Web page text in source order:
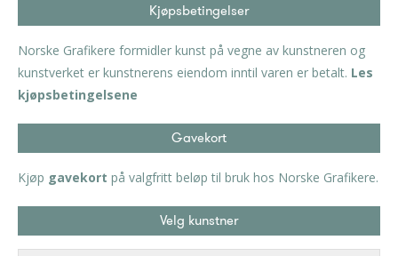
Kjøpsbetingelser
Norske Grafikere formidler kunst på vegne av kunstneren og
kunstverket er kunstnerens eiendom inntil varen er betalt. Les
kjøpsbetingelsene
Gavekort
Kjøp gavekort på valgfritt beløp til bruk hos Norske Grafikere.
Velg kunstner